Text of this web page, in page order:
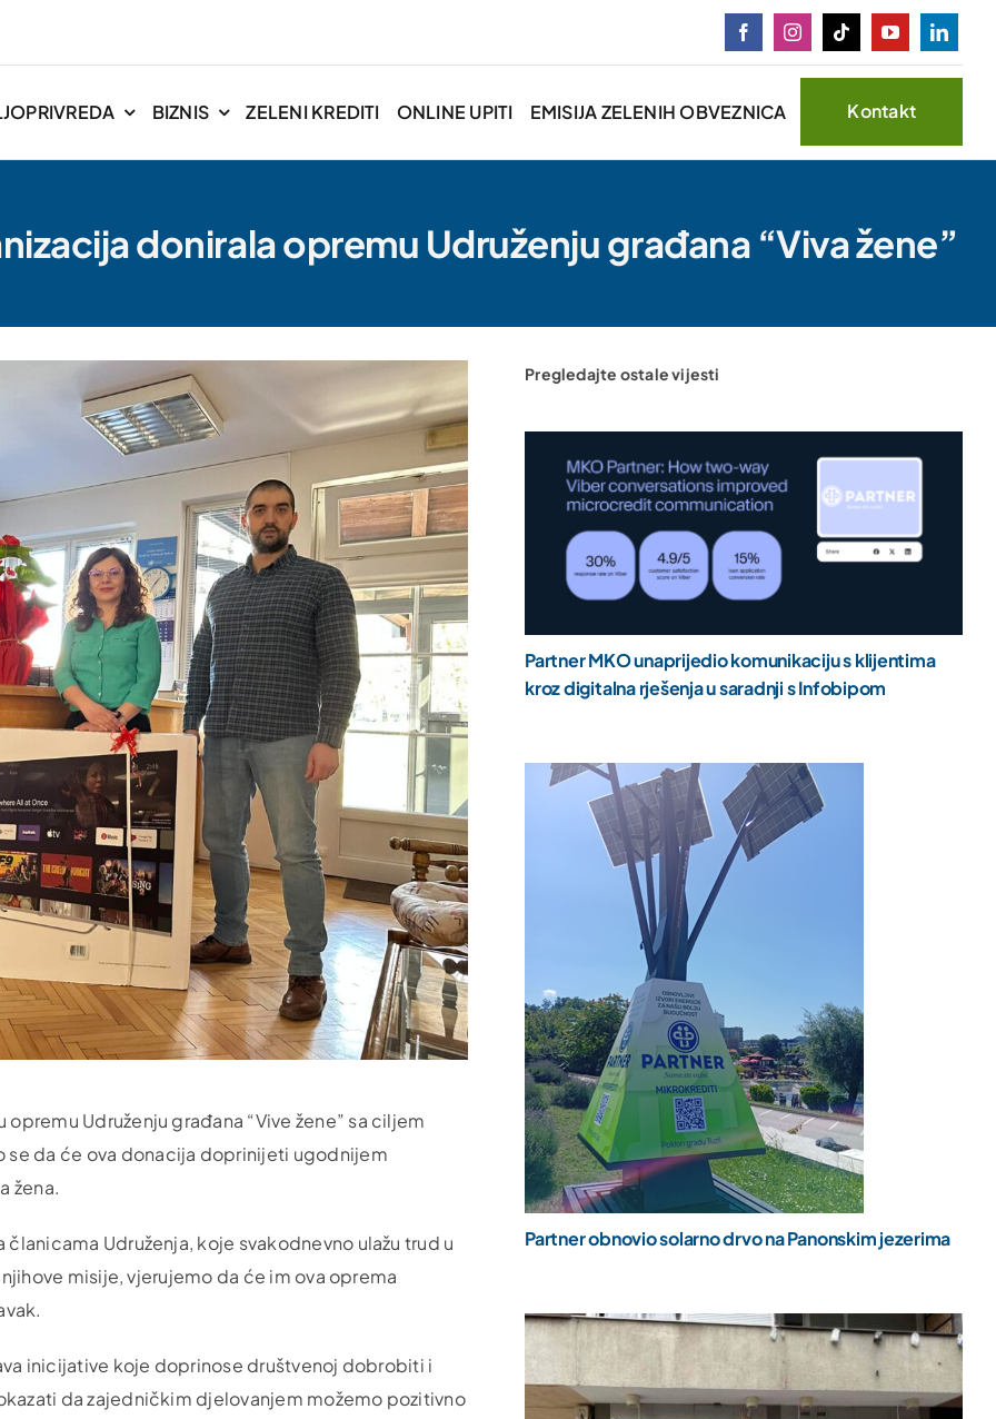
BIZNIS ZELENI KREDITI ONLINE UPITI EMISIJA ZELENIH OBVEZNICA Kontakt
donirala opremu Udruženju građana “Viva žene”
Udruženju građana “Vive žene” sa ciljem
se da će ova donacija doprinijeti ugodnijem
žena.
Udruženja, koje svakodnevno ulažu trud u
misije, vjerujemo da će im ova oprema
inicijative koje doprinose društvenoj dobrobiti i
da zajedničkim djelovanjem možemo pozitivno
Pregledajte ostale vijesti
Partner MKO unaprijedio komunikaciju s klijentima
kroz digitalna rješenja u saradnji s Infobipom
Partner obnovio solarno drvo na Panonskim jezerima